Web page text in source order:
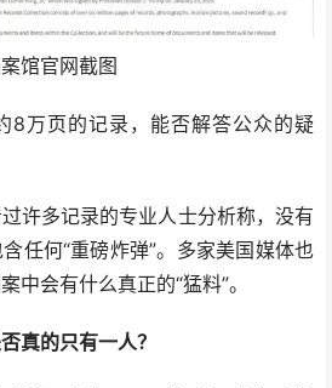
馆官网截图
页的记录，能否解答公众的疑
多记录的专业人士分析称，没有
任何“重磅炸弹”。多家美国媒体也
中会有什么真正的“猛料”。
真的只有一人？